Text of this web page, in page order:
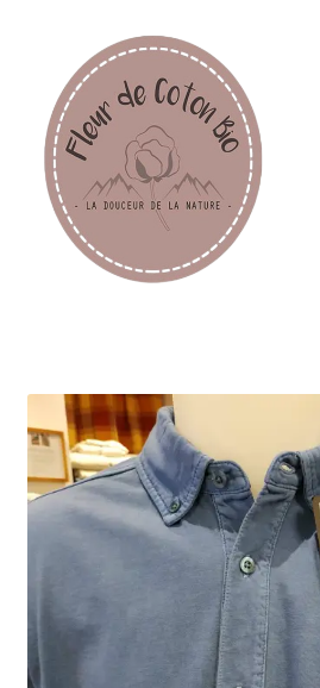
Homme
Enfant
Accessoires
Panier